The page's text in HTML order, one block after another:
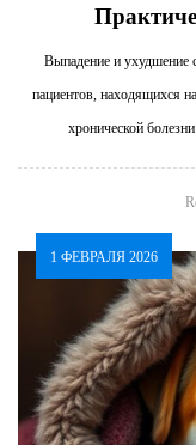
Выпадение и ухудшение
пациентов, находящихся
хронической
1 ФЕВРАЛЯ 2026